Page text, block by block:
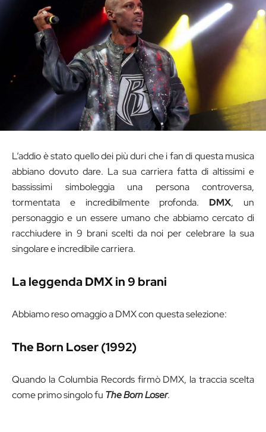
L’addio è stato quello dei più duri che i fan di questa musica
abbiano dovuto dare. La sua carriera fatta di altissimi e
bassissimi simboleggia una persona controversa,
tormentata e incredibilmente profonda. DMX, un
personaggio e un essere umano che abbiamo cercato di
racchiudere in 9 brani scelti da noi per celebrare la sua
singolare e incredibile carriera.
La leggenda DMX in 9 brani
Abbiamo reso omaggio a DMX con questa selezione:
The Born Loser (1992)
Quando la Columbia Records firmò DMX, la traccia scelta
come primo singolo fu The Born Loser.